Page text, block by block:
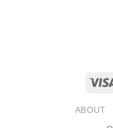
ABOUT